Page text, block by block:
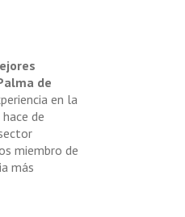
de
en la
de
miembro de
más